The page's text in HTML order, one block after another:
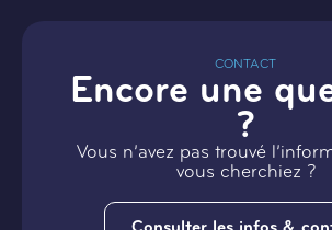
CONTACT
Encore une
?
Vous n’avez pas trouvé
vous cherchiez ?